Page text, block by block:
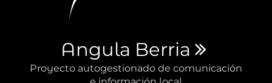
Angula Berria
Proyecto autogestionado de comunicación